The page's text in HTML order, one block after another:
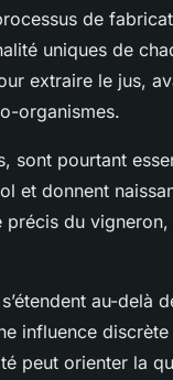
de
uniques de
extraire le jus,
organismes.
sont pourtant
et donnent
du
au-delà
influence
peut orienter la